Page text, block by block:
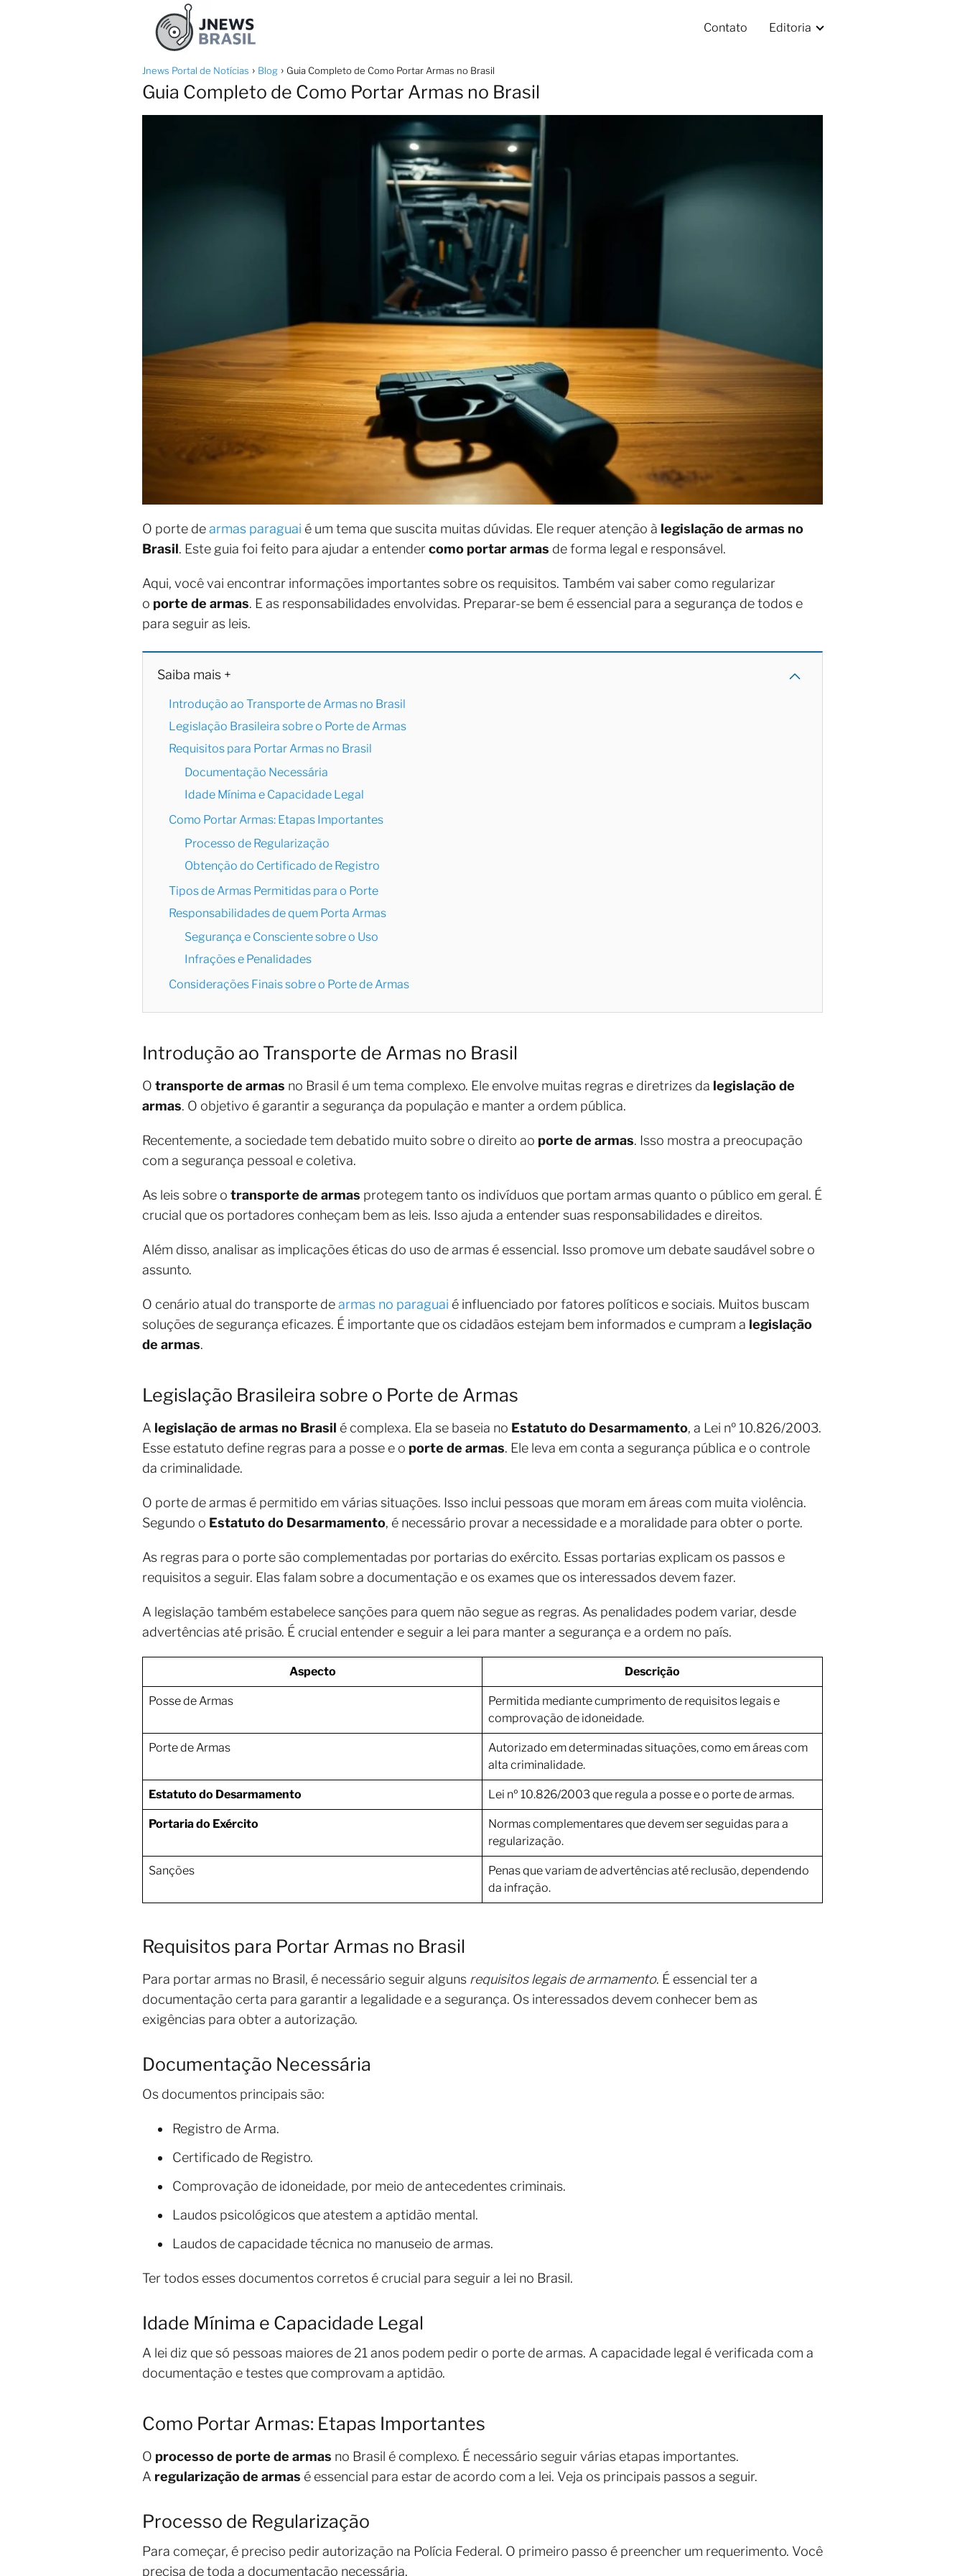
Contato Editoria
Jnews Portal de Notícias Blog Guia Completo de Como Portar Armas no Brasil
Guia Completo de Como Portar Armas no Brasil
O porte dearmas paraguai é um tema que suscita muitas dúvidas. Ele requer atenção à legislação de armas no
Brasil. Este guia foi feito para ajudar a entendercomo portar armas de forma legal e responsável.
Aqui, você vai encontrar informações importantes sobre os requisitos. Também vai saber como regularizar
o porte de armas. E as responsabilidades envolvidas. Preparar-se bem é essencial para a segurança de todos e
para seguir as leis.
Saiba mais +
Introdução ao Transporte de Armas no Brasil
Legislação Brasileira sobre o Porte de Armas
Requisitos para Portar Armas no Brasil
Documentação Necessária
Idade Mínima e Capacidade Legal
Como Portar Armas: Etapas Importantes
Processo de Regularização
Obtenção do Certificado de Registro
Tipos de Armas Permitidas para o Porte
Responsabilidades de quem Porta Armas
Segurança e Consciente sobre o Uso
Infrações e Penalidades
Considerações Finais sobre o Porte de Armas
Introdução ao Transporte de Armas no Brasil
O transporte de armas no Brasil é um tema complexo. Ele envolve muitas regras e diretrizes da legislação de
armas. O objetivo é garantir a segurança da população e manter a ordem pública.
Recentemente, a sociedade tem debatido muito sobre o direito ao porte de armas. Isso mostra a preocupação
com a segurança pessoal e coletiva.
As leis sobre o transporte de armas protegem tanto os indivíduos que portam armas quanto o público em geral. É
crucial que os portadores conheçam bem as leis. Isso ajuda a entender suas responsabilidades e direitos.
Além disso, analisar as implicações éticas do uso de armas é essencial. Isso promove um debate saudável sobre o
assunto.
O cenário atual do transporte dearmas no paraguai é influenciado por fatores políticos e sociais. Muitos buscam
soluções de segurança eficazes. É importante que os cidadãos estejam bem informados e cumpram a legislação
de armas.
Legislação Brasileira sobre o Porte de Armas
A legislação de armas no Brasil é complexa. Ela se baseia no Estatuto do Desarmamento, a Lei nº 10.826/2003.
Esse estatuto define regras para a posse e o porte de armas. Ele leva em conta a segurança pública e o controle
da criminalidade.
O porte de armas é permitido em várias situações. Isso inclui pessoas que moram em áreas com muita violência.
Segundo o Estatuto do Desarmamento, é necessário provar a necessidade e a moralidade para obter o porte.
As regras para o porte são complementadas por portarias do exército. Essas portarias explicam os passos e
requisitos a seguir. Elas falam sobre a documentação e os exames que os interessados devem fazer.
A legislação também estabelece sanções para quem não segue as regras. As penalidades podem variar, desde
advertências até prisão. É crucial entender e seguir a lei para manter a segurança e a ordem no país.
Aspecto Descrição
Posse de Armas
Permitida mediante cumprimento de requisitos legais e
comprovação de idoneidade.
Porte de Armas
Autorizado em determinadas situações, como em áreas com
alta criminalidade.
Estatuto do Desarmamento Lei nº 10.826/2003 que regula a posse e o porte de armas.
Portaria do Exército
Normas complementares que devem ser seguidas para a
regularização.
Sanções
Penas que variam de advertências até reclusão, dependendo
da infração.
Requisitos para Portar Armas no Brasil
Para portar armas no Brasil, é necessário seguir alguns requisitos legais de armamento. É essencial ter a
documentação certa para garantir a legalidade e a segurança. Os interessados devem conhecer bem as
exigências para obter a autorização.
Documentação Necessária
Os documentos principais são:
Registro de Arma.
Certificado de Registro.
Comprovação de idoneidade, por meio de antecedentes criminais.
Laudos psicológicos que atestem a aptidão mental.
Laudos de capacidade técnica no manuseio de armas.
Ter todos esses documentos corretos é crucial para seguir a lei no Brasil.
Idade Mínima e Capacidade Legal
A lei diz que só pessoas maiores de 21 anos podem pedir o porte de armas. A capacidade legal é verificada com a
documentação e testes que comprovam a aptidão.
Como Portar Armas: Etapas Importantes
O processo de porte de armas no Brasil é complexo. É necessário seguir várias etapas importantes.
A regularização de armas é essencial para estar de acordo com a lei. Veja os principais passos a seguir.
Processo de Regularização
Para começar, é preciso pedir autorização na Polícia Federal. O primeiro passo é preencher um requerimento. Você
precisa de toda a documentação necessária.